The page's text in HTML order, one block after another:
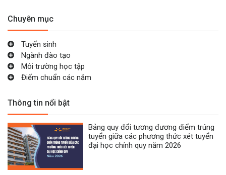
Chuyên mục
Tuyển sinh
Ngành đào tạo
Môi trường học tập
Điểm chuẩn các năm
Thông tin nổi bật
Bảng quy đổi tương đương điểm trúng
tuyển giữa các phương thức xét tuyển
đại học chính quy năm 2026